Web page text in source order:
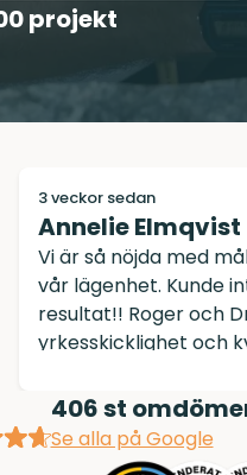
projekt
3 veckor sedan
Peter O
Lagning av
bra bemötande hela
utförande, och allt
406st
Se alla på Google